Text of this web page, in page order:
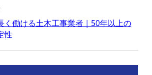
く働ける土木工事業者｜50年以上の
性